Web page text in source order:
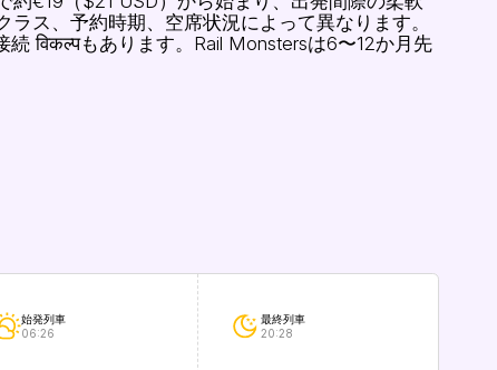
ス、予約時期、空席状況によって異なります。
विकल्पもあります。Rail Monstersは6〜12か月先
始発列車
06:26
最終列車
20:28